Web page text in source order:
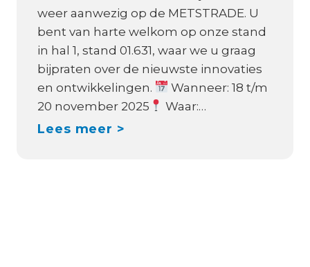
w
e
d
i
s
t
V
i
c
r
weer aanwezig op de METSTRADE. U
bent van harte welkom op onze stand
in hal 1, stand 01.631, waar we u graag
bijpraten over de nieuwste innovaties
en ontwikkelingen.
Wanneer: 18 t/m
20 november 2025
Waar:…
Lees meer >